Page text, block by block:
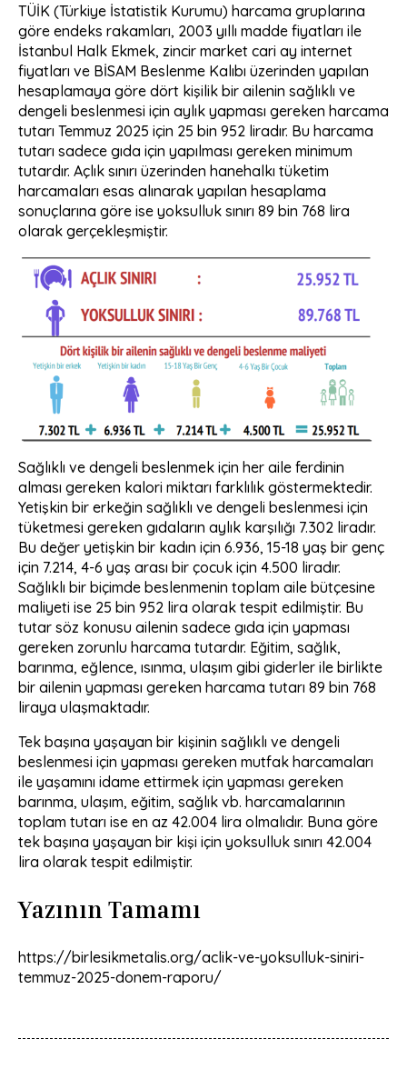
TÜİK (Türkiye İstatistik Kurumu) harcama gruplarına
göre endeks rakamları, 2003 yıllı madde fiyatları ile
İstanbul Halk Ekmek, zincir market cari ay internet
fiyatları ve BİSAM Beslenme Kalıbı üzerinden yapılan
hesaplamaya göre dört kişilik bir ailenin sağlıklı ve
dengeli beslenmesi için aylık yapması gereken harcama
tutarı Temmuz 2025 için 25 bin 952 liradır. Bu harcama
tutarı sadece gıda için yapılması gereken minimum
tutardır. Açlık sınırı üzerinden hanehalkı tüketim
harcamaları esas alınarak yapılan hesaplama
sonuçlarına göre ise yoksulluk sınırı 89 bin 768 lira
olarak gerçekleşmiştir.
Sağlıklı ve dengeli beslenmek için her aile ferdinin
alması gereken kalori miktarı farklılık göstermektedir.
Yetişkin bir erkeğin sağlıklı ve dengeli beslenmesi için
tüketmesi gereken gıdaların aylık karşılığı 7.302 liradır.
Bu değer yetişkin bir kadın için 6.936, 15-18 yaş bir genç
için 7.214, 4-6 yaş arası bir çocuk için 4.500 liradır.
Sağlıklı bir biçimde beslenmenin toplam aile bütçesine
maliyeti ise 25 bin 952 lira olarak tespit edilmiştir. Bu
tutar söz konusu ailenin sadece gıda için yapması
gereken zorunlu harcama tutardır. Eğitim, sağlık,
barınma, eğlence, ısınma, ulaşım gibi giderler ile birlikte
bir ailenin yapması gereken harcama tutarı 89 bin 768
liraya ulaşmaktadır.
Tek başına yaşayan bir kişinin sağlıklı ve dengeli
beslenmesi için yapması gereken mutfak harcamaları
ile yaşamını idame ettirmek için yapması gereken
barınma, ulaşım, eğitim, sağlık vb. harcamalarının
toplam tutarı ise en az 42.004 lira olmalıdır. Buna göre
tek başına yaşayan bir kişi için yoksulluk sınırı 42.004
lira olarak tespit edilmiştir.
Yazının Tamamı
https://birlesikmetalis.org/aclik-ve-yoksulluk-siniri-
temmuz-2025-donem-raporu/